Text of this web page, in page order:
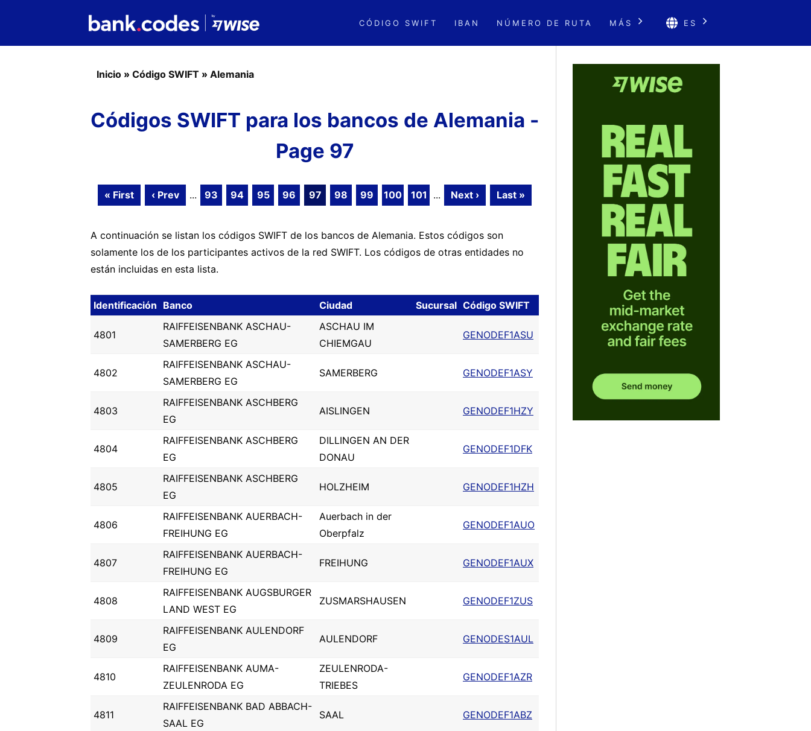
CÓDIGO SWIFT IBAN NÚMERO DE RUTA MÁS ES
Inicio » Código SWIFT » Alemania
Códigos SWIFT para los bancos de Alemania -
Page 97
« First ‹ Prev ... 93 94 95 96 97 98 99 100 101 ... Next › Last »
A continuación se listan los códigos SWIFT de los bancos de Alemania. Estos códigos son
solamente los de los participantes activos de la red SWIFT. Los códigos de otras entidades no
están incluidas en esta lista.
Identificación Banco Ciudad Sucursal Código SWIFT
4801
RAIFFEISENBANK ASCHAU-
SAMERBERG EG
ASCHAU IM
CHIEMGAU
GENODEF1ASU
4802
RAIFFEISENBANK ASCHAU-
SAMERBERG EG
SAMERBERG GENODEF1ASY
4803
RAIFFEISENBANK ASCHBERG
EG
AISLINGEN GENODEF1HZY
4804
RAIFFEISENBANK ASCHBERG
EG
DILLINGEN AN DER
DONAU
GENODEF1DFK
4805
RAIFFEISENBANK ASCHBERG
EG
HOLZHEIM GENODEF1HZH
4806
RAIFFEISENBANK AUERBACH-
FREIHUNG EG
Auerbach in der
Oberpfalz
GENODEF1AUO
4807
RAIFFEISENBANK AUERBACH-
FREIHUNG EG
FREIHUNG GENODEF1AUX
4808
RAIFFEISENBANK AUGSBURGER
LAND WEST EG
ZUSMARSHAUSEN GENODEF1ZUS
4809
RAIFFEISENBANK AULENDORF
EG
AULENDORF GENODES1AUL
4810
RAIFFEISENBANK AUMA-
ZEULENRODA EG
ZEULENRODA-
TRIEBES
GENODEF1AZR
4811
RAIFFEISENBANK BAD ABBACH-
SAAL EG
SAAL GENODEF1ABZ